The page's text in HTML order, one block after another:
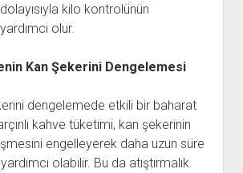
kilo kontrolünün
olur.
Kan Şekerini Dengelemesi
dengelemede etkili bir baharat
kahve tüketimi, kan şekerinin
engelleyerek daha uzun süre
olabilir. Bu da atıştırmalık